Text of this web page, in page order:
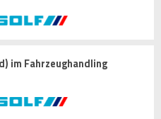
im Fahrzeughandling